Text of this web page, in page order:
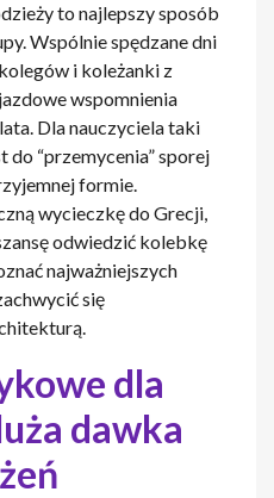
to najlepszy sposób
Wspólnie spędzane dni
i koleżanki z
wspomnienia
Dla nauczyciela taki
“przemycenia” sporej
formie.
wycieczkę do Grecji,
odwiedzić kolebkę
najważniejszych
się
dla
dawka